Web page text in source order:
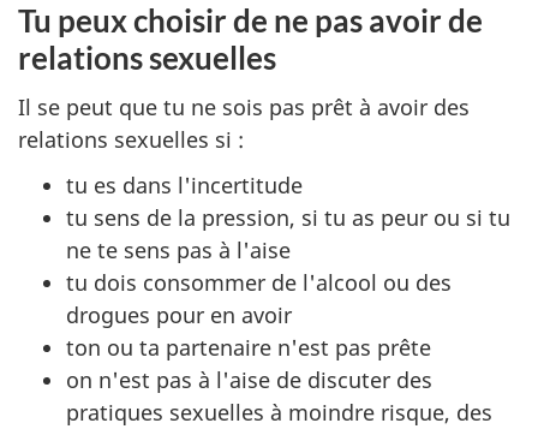
Tu peux choisir de ne pas avoir de
relations sexuelles
Il se peut que tu ne sois pas prêt à avoir des
relations sexuelles si :
tu es dans l'incertitude
tu sens de la pression, si tu as peur ou si tu
ne te sens pas à l'aise
tu dois consommer de l'alcool ou des
drogues pour en avoir
ton ou ta partenaire n'est pas prête
on n'est pas à l'aise de discuter des
pratiques sexuelles à moindre risque, des